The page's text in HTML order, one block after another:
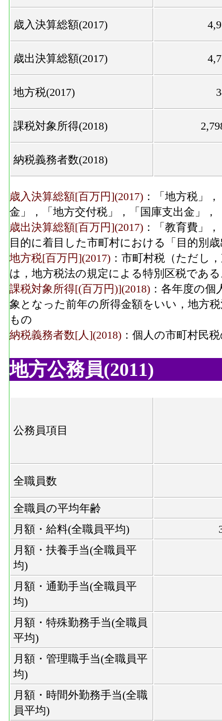
歳入決算総額(2017)
歳出決算総額(2017)
地方税(2017)
課税対象所得(2018)
納税義務者数(2018)
歳入決算総額[百万円](2017) ：「地方税」
金」，「地方交付税」，「国庫支出金」
歳出決算総額[百万円](2017) ：「教育費」
目的に着目した市町村における「目的別
地方税[百万円](2017) ：市町村税（ただし
は，地方税法の規定による特別区税であ
課税対象所得[(百万円)](2018) ：各年度の
象となった前年の所得金額をいい，地方
もの
納税義務者数[人](2018) ：個人の市町村民
地方公務員(2011)
公務員項目
全職員数
全職員の平均年齢
月額・給料(全職員平均)
月額・扶養手当(全職員平
均)
月額・通勤手当(全職員平
均)
月額・特殊勤務手当(全職員
平均)
月額・管理職手当(全職員平
均)
月額・時間外勤務手当(全職
員平均)